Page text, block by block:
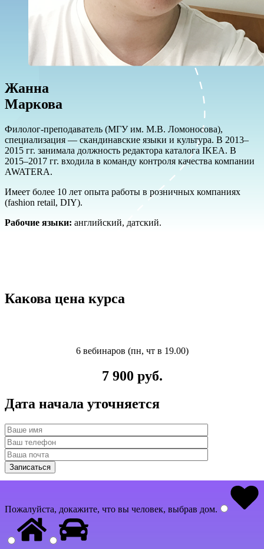
Жанна
Маркова
Филолог-преподаватель (МГУ им. М.В. Ломоносова),
специализация — скандинавские языки и культура. В 2013–
2015 гг. занимала должность редактора каталога IKEA. В
2015–2017 гг. входила в команду контроля качества компании
AWATERA.
Имеет более 10 лет опыта работы в розничных компаниях
(fashion retail, DIY).
Рабочие языки: английский, датский.
Какова цена курса
6 вебинаров (пн, чт в 19.00)
7 900 руб.
Дата начала уточняется
Пожалуйста, докажите, что вы человек, выбрав дом.